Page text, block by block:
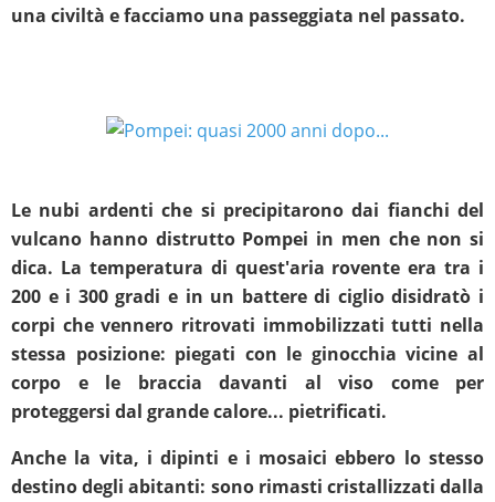
una civiltà e facciamo una passeggiata nel passato.
Le nubi ardenti che si precipitarono dai fianchi del
vulcano hanno distrutto Pompei in men che non si
dica. La temperatura di quest'aria rovente era tra i
200 e i 300 gradi e in un battere di ciglio disidratò i
corpi che vennero ritrovati immobilizzati tutti nella
stessa posizione: piegati con le ginocchia vicine al
corpo e le braccia davanti al viso come per
proteggersi dal grande calore... pietrificati.
Anche la vita, i dipinti e i mosaici ebbero lo stesso
destino degli abitanti: sono rimasti cristallizzati dalla